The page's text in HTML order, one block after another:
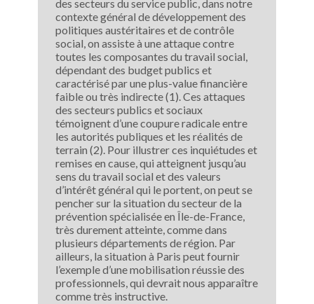
des secteurs du service public, dans notre
contexte général de développement des
politiques austéritaires et de contrôle
social, on assiste à une attaque contre
toutes les composantes du travail social,
dépendant des budget publics et
caractérisé par une plus-value financière
faible ou très indirecte (1). Ces attaques
des secteurs publics et sociaux
témoignent d’une coupure radicale entre
les autorités publiques et les réalités de
terrain (2). Pour illustrer ces inquiétudes et
remises en cause, qui atteignent jusqu’au
sens du travail social et des valeurs
d’intérêt général qui le portent, on peut se
pencher sur la situation du secteur de la
prévention spécialisée en Île-de-France,
très durement atteinte, comme dans
plusieurs départements de région. Par
ailleurs, la situation à Paris peut fournir
l’exemple d’une mobilisation réussie des
professionnels, qui devrait nous apparaître
comme très instructive.